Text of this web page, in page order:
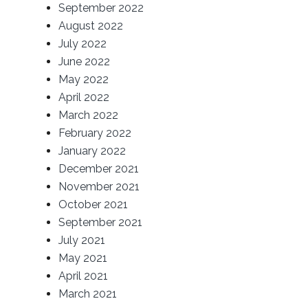
September 2022
August 2022
July 2022
June 2022
May 2022
April 2022
March 2022
February 2022
January 2022
December 2021
November 2021
October 2021
September 2021
July 2021
May 2021
April 2021
March 2021